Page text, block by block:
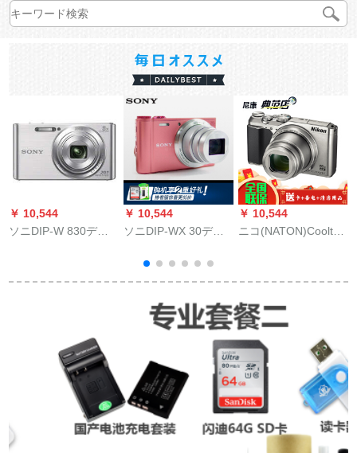
￥ 10,544
ソニDIP-W 830デジ
￥ 10,544
ソニDIP-WX 30デジ
约1820万画素20倍光
学ズボラ(公式表示)
￥ 10,544
ニコ(NATON)Cooltax